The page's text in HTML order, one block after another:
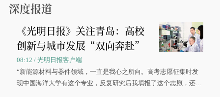
深度报道
《光明日报》关注青岛：高校
创新与城市发展“双向奔赴”
08:12 / 光明日报客户端
“新能源材料与器件领域，一直是我心之所向。高考志愿征集时发
现中国海洋大学有这个专业，反复研究后我填报了这个志愿，还真